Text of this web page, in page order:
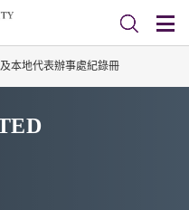
本地代表辦事處紀錄冊